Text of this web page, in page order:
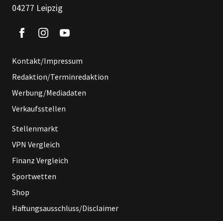
04277 Leipzig
Kontakt/Impressum
Redaktion/Terminredaktion
Werbung/Mediadaten
Verkaufsstellen
Stellenmarkt
VPN Vergleich
Finanz Vergleich
Sportwetten
Shop
Haftungsausschluss/Disclaimer